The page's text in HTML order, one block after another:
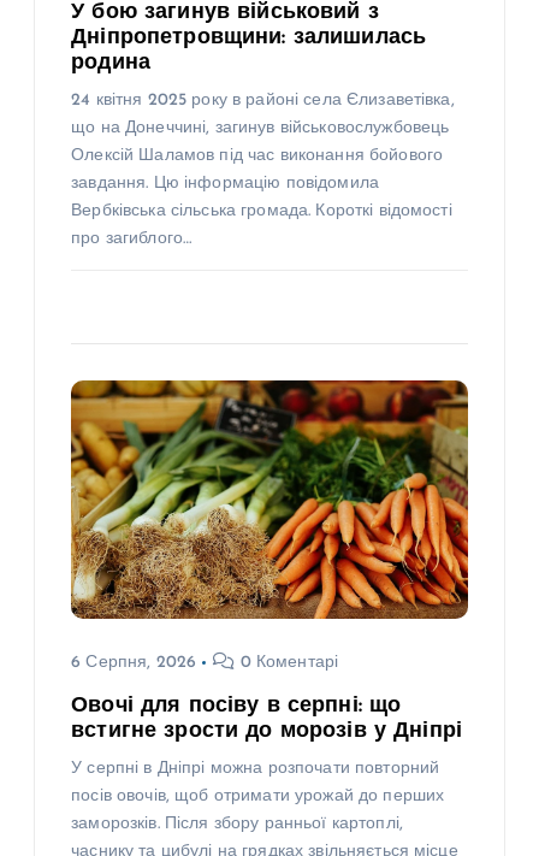
У бою загинув військовий з
Дніпропетровщини: залишилась
родина
24 квітня 2025 року в районі села Єлизаветівка,
що на Донеччині, загинув військовослужбовець
Олексій Шаламов під час виконання бойового
завдання. Цю інформацію повідомила
Вербківська сільська громада. Короткі відомості
про загиблого…
6 Серпня, 2026 0 Коментарі
Овочі для посіву в серпні: що
встигне зрости до морозів у Дніпрі
У серпні в Дніпрі можна розпочати повторний
посів овочів, щоб отримати урожай до перших
заморозків. Після збору ранньої картоплі,
часнику та цибулі на грядках звільняється місце